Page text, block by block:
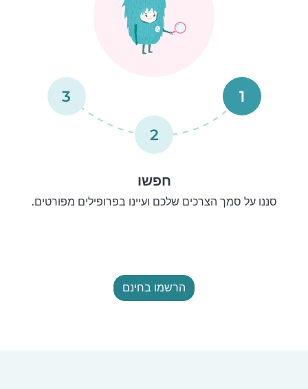
1
2
3
חפשו
סננו על סמך הצרכים שלכם ועיינו בפרופילים מפורטים.
הרשמו בחינם